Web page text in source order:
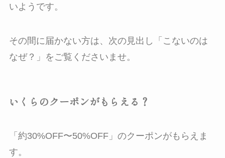
いようです。
その間に届かない方は、次の見出し「こないのは
なぜ？」をご覧くださいませ。
いくらのクーポンがもらえる？
「約30%OFF〜50%OFF」のクーポンがもらえま
す。